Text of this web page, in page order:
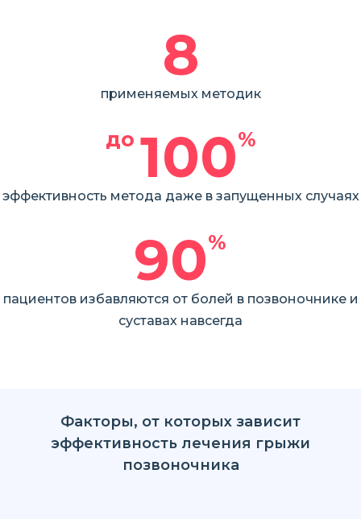
8
применяемых методик
до 100%
эффективность метода даже в запущенных случаях
90%
пациентов избавляются от болей в позвоночнике и
суставах навсегда
Факторы, от которых зависит
эффективность лечения грыжи
позвоночника